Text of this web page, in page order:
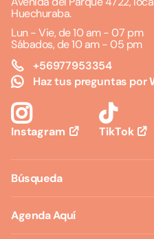
Huechuraba.
Lun - Vie, de 10 am - 07 pm
Sábados, de 10 am - 05 pm
+56977953354
Haz tus preguntas por
Instagram TikTok
Búsqueda
Agenda Aquí